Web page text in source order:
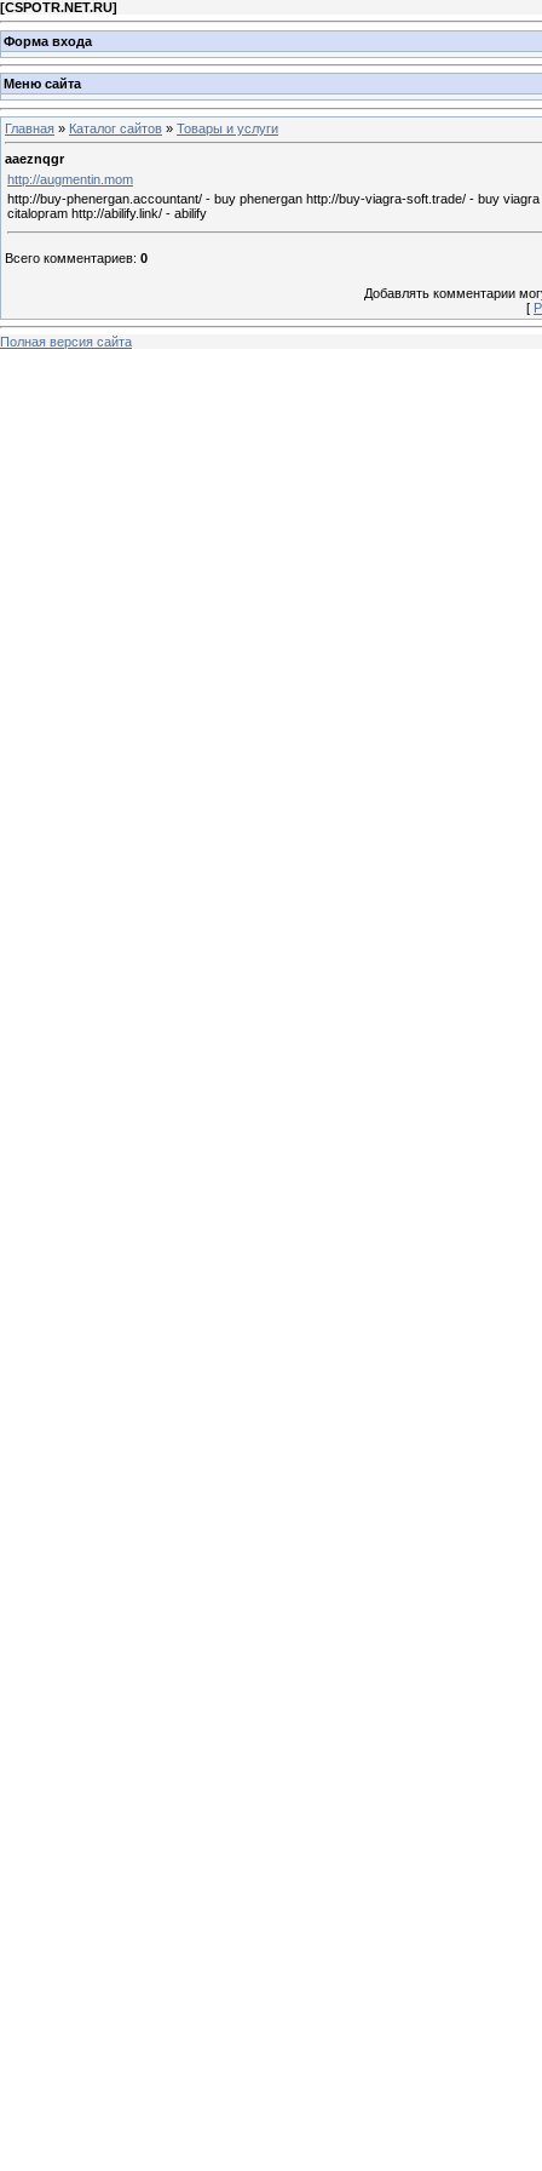
[CSPOTR.NET.RU]
Форма входа
Меню сайта
Главная » Каталог сайтов » Товары и услуги
aaeznqgr
http://augmentin.mom
http://buy-phenergan.accountant/ - buy phenergan http://buy-viagra-soft.trade/ - buy
citalopram http://abilify.link/ - abilify
Всего комментариев: 0
Добавлять комментарии
[
Полная версия сайта